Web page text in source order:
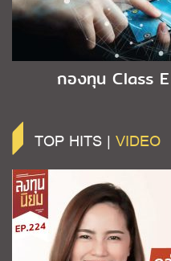
กองทุน Class
TOP HITS | VIDEO